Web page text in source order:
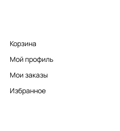
Корзина
Мой профиль
Мои заказы
Избранное